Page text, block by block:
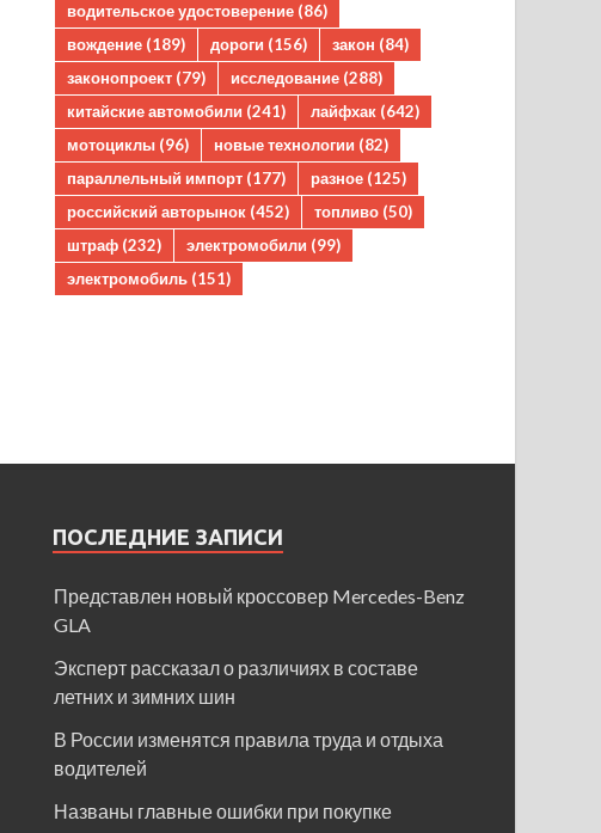
водительское удостоверение (86)
вождение (189) дороги (156) закон (84)
законопроект (79) исследование (288)
китайские автомобили (241) лайфхак (642)
мотоциклы (96) новые технологии (82)
параллельный импорт (177) разное (125)
российский авторынок (452) топливо (50)
штраф (232) электромобили (99)
электромобиль (151)
ПОСЛЕДНИЕ ЗАПИСИ
Представлен новый кроссовер Mercedes-Benz
GLA
Эксперт рассказал о различиях в составе
летних и зимних шин
В России изменятся правила труда и отдыха
водителей
Названы главные ошибки при покупке